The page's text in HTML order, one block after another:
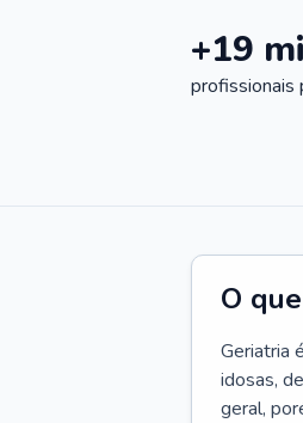
+19
profissionais
O
Geriatria
idosas,
geral,